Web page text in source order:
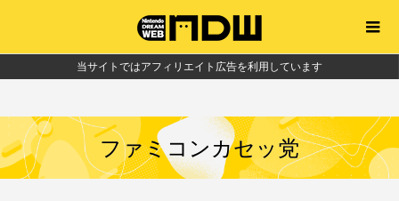
当サイトではアフィリエイト広告を利用しています
ファミコンカセッ党